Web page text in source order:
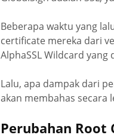
Beberapa waktu yang
certificate mereka dari
AlphaSSL Wildcard
Lalu, apa dampak dari
akan membahas secara
Perubahan Root